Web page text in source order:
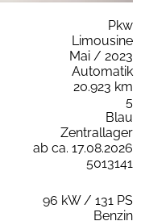
Pkw
Limousine
Mai / 2023
Automatik
20.923 km
5
Blau
Zentrallager
ab ca. 17.08.2026
5013141
96 kW / 131 PS
Benzin